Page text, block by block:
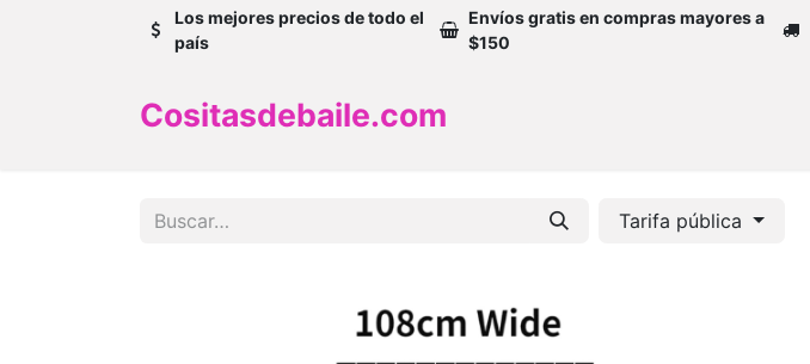
Los mejores precios de todo el
país
Envíos gratis en compras mayores a
$150
Cositasdebaile.com
Tarifa pública